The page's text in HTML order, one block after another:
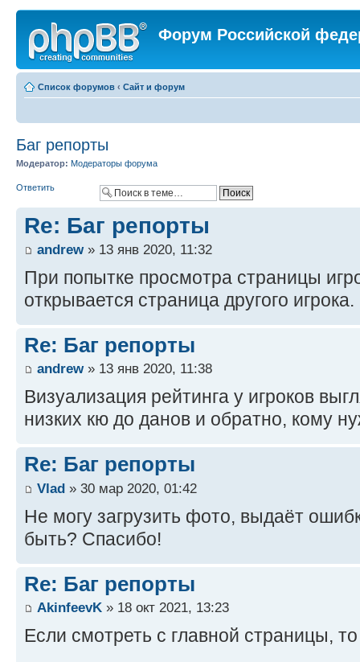
Форум Российской
Список форумов ‹ Сайт и форум
Баг репорты
Модератор: Модераторы форума
Ответить
Re: Баг репорты
andrew» 13 янв 2020, 11:32
При попытке просмотра страницы
открывается страница другого игрока.
Re: Баг репорты
andrew» 13 янв 2020, 11:38
Визуализация рейтинга у игроков
низких кю до данов и обратно, кому
Re: Баг репорты
Vlad » 30 мар 2020, 01:42
Не могу загрузить фото, выдаёт
быть? Спасибо!
Re: Баг репорты
AkinfeevK » 18 окт 2021, 13:23
Если смотреть с главной страницы,